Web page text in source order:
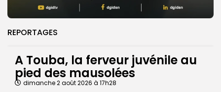
REPORTAGES
A Touba, la ferveur juvénile au
pied des mausolées
dimanche 2 août 2026 à 17h28